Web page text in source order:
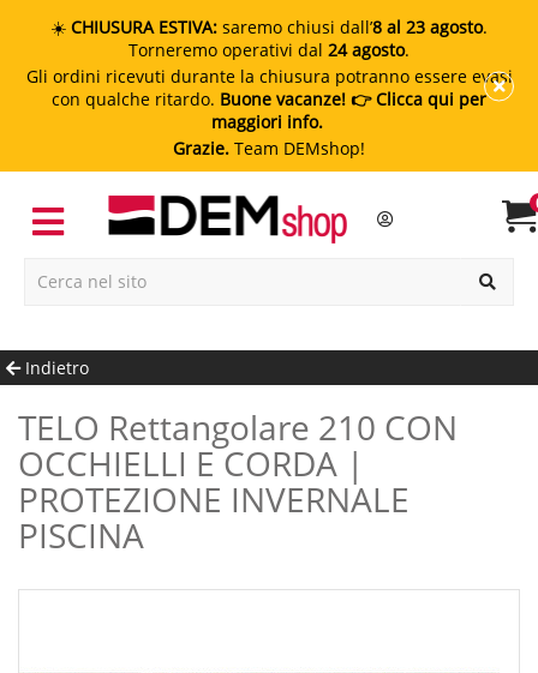
☀️ CHIUSURA ESTIVA: saremo chiusi dall’8 al 23 agosto.
Torneremo operativi dal 24 agosto.
Gli ordini ricevuti durante la chiusura potranno essere evasi
con qualche ritardo. Buone vacanze! 👉 Clicca qui per
maggiori info.
Grazie. Team DEMshop!
Indietro
TELO Rettangolare 210 CON
OCCHIELLI E CORDA |
PROTEZIONE INVERNALE
PISCINA